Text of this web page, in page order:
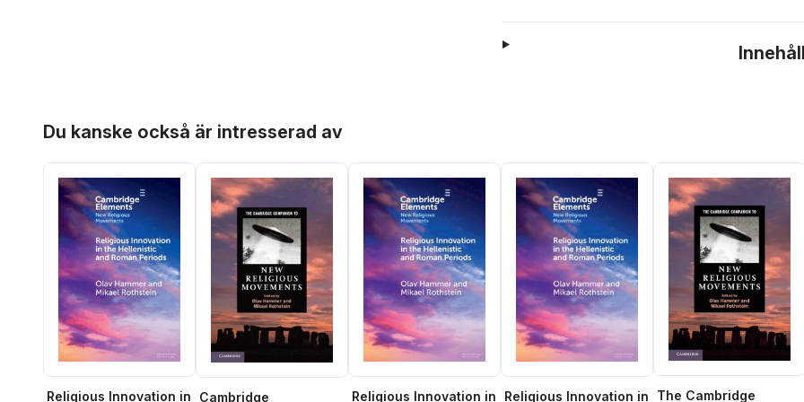
Du kanske också är intresserad av
Religious Innovation in Cambridge Religious Innovation in Religious Innovation in The Cambridge